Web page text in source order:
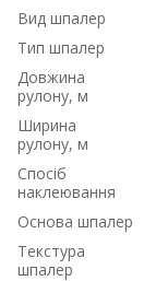
Вид шпалер
Тип шпалер
Довжина
рулону, м
Ширина
рулону, м
Спосіб
наклеювання
Основа шпалер
Текстура
шпалер